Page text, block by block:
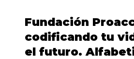
Fundación
codificando tu
el futuro.